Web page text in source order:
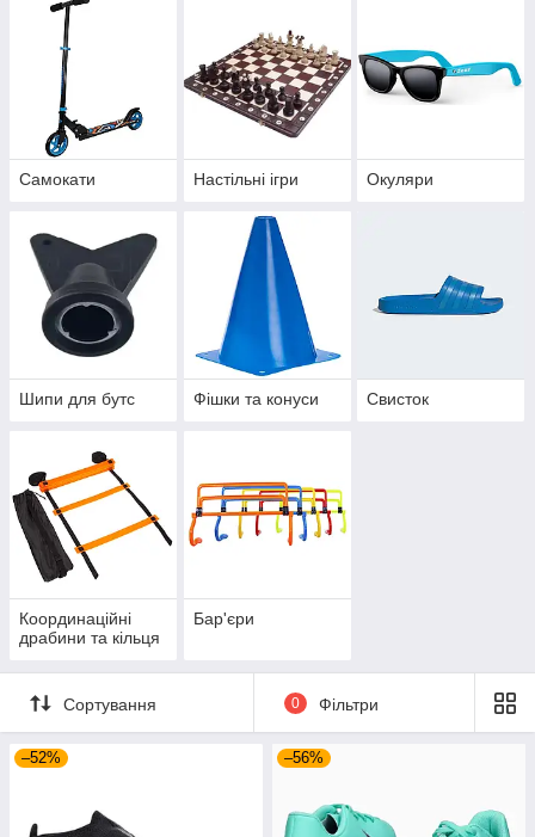
Самокати Настільні ігри Окуляри
Шипи для бутс Фішки та конуси Свисток
Координаційні
драбини та кільця
Бар'єри
Сортування 0 Фільтри
–52% –56%